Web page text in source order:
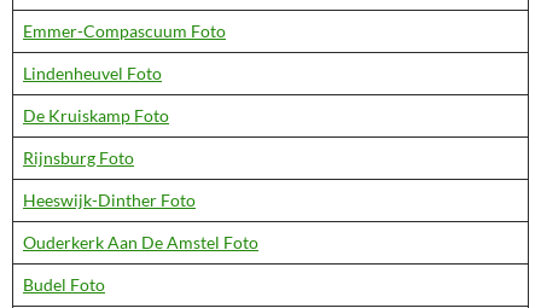
Emmer-Compascuum Foto
Lindenheuvel Foto
De Kruiskamp Foto
Rijnsburg Foto
Heeswijk-Dinther Foto
Ouderkerk Aan De Amstel Foto
Budel Foto